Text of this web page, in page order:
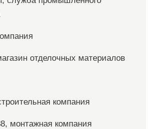
отделочных материалов
компания
монтажная компания